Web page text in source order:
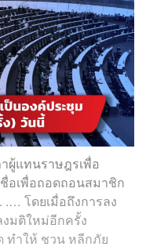
ผู้แทนราษฎรเพื่อ
อเพื่อถอดถอนสมาชิก
โดยเมื่อถึงการลง
มติใหม่อีกครั้ง
ทำให้ ชวน หลีกภัย